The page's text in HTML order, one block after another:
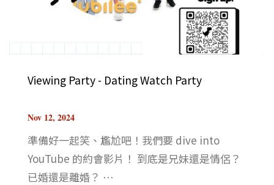
Viewing Party - Dating Watch Party
Nov 12, 2024
準備好一起笑、尷尬吧！我們要 dive into
YouTube 的約會影片！ 到底是兄妹還是情侶？
已婚還是離婚？ ⋯